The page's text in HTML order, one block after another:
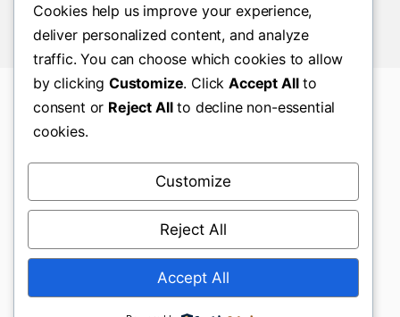
EssEree 产品为 100% 植物来源，对人类健康和环境均
安全。
Download EssEree Store App
Cookies help us improve your experience,
deliver personalized content, and analyze
traffic. You can choose which cookies to allow
by clicking Customize. ClickAccept Allto
consent or Reject Allto decline non-essential
cookies.
Customize
Reject All
Accept All